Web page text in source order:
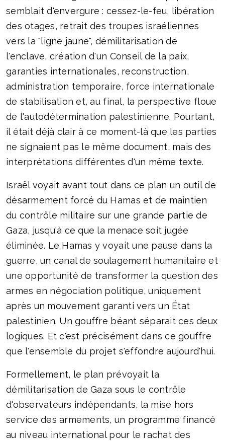
semblait d'envergure : cessez-le-feu, libération
des otages, retrait des troupes israéliennes
vers la "ligne jaune", démilitarisation de
l'enclave, création d'un Conseil de la paix,
garanties internationales, reconstruction,
administration temporaire, force internationale
de stabilisation et, au final, la perspective floue
de l'autodétermination palestinienne. Pourtant,
il était déjà clair à ce moment-là que les parties
ne signaient pas le même document, mais des
interprétations différentes d'un même texte.
Israël voyait avant tout dans ce plan un outil de
désarmement forcé du Hamas et de maintien
du contrôle militaire sur une grande partie de
Gaza, jusqu'à ce que la menace soit jugée
éliminée. Le Hamas y voyait une pause dans la
guerre, un canal de soulagement humanitaire et
une opportunité de transformer la question des
armes en négociation politique, uniquement
après un mouvement garanti vers un État
palestinien. Un gouffre béant séparait ces deux
logiques. Et c'est précisément dans ce gouffre
que l'ensemble du projet s'effondre aujourd'hui.
Formellement, le plan prévoyait la
démilitarisation de Gaza sous le contrôle
d'observateurs indépendants, la mise hors
service des armements, un programme financé
au niveau international pour le rachat des